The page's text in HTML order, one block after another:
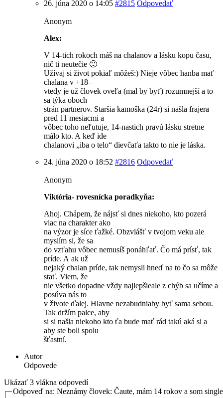
26. júna 2020 o 14:05 #2815 Odpovedať
Anonym
Alex:
V 14-tich rokoch máš na chalanov a lásku kopu času,
nič ti neutečie 🙂
Užívaj si život pokiaľ môžeš:) Nieje vôbec hanba mať
chalana v +18–
vtedy je už človek oveľa (mal by byť) rozumnejší a to
sa týka oboch
strán partnerov. Staršia kamoška (24r) si našla frajera
pred 11 mesiacmi a
vôbec toho neľutuje, 14-nastich pravú lásku stretne
málo kto. A keď ide
chalanovi „iba o telo“ dievčaťa takto to nie je láska.
24. júna 2020 o 18:52 #2816 Odpovedať
Anonym
Viktória- rovesnícka poradkyňa:
Ahoj. Chápem, že nájsť si dnes niekoho, kto pozerá
viac na charakter ako
na výzor je síce ťažké. Obzvlášť v tvojom veku ale
myslím si, že sa
do vzťahu vôbec nemusíš ponáhľať. Čo má prísť, tak
príde. A ak už
nejaký chalan príde, tak nemysli hneď na to čo sa môže
stať. Viem, že
nie všetko dopadne vždy najlepšieale z chýb sa učíme a
posúva nás to
v živote ďalej. Hlavne nezabudniaby byť sama sebou.
Tak držím palce, aby
si si našla niekoho kto ťa bude mať rád takú aká si a
aby ste boli spolu
šťastní.
Autor
Odpovede
Ukázať 3 vlákna odpovedí
Odpoveď na: Neznámy človek: Čaute, mám 14 rokov a som